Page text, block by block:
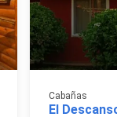
Cabañas